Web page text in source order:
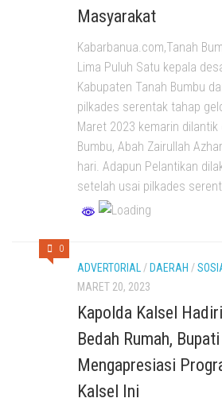
Masyarakat
Kabarbanua.com,Tanah
Lima Puluh Satu kepala
Kabupaten Tanah Bumbu
pilkades serentak tahap
Maret 2023 kemarin dilantik
Bumbu, Abah Zairullah
hari. Adapun Pelantikan
setelah usai pilkades
0
ADVERTORIAL / DAERAH /
MARET 20, 2023
Kapolda Kalsel
Bedah Rumah,
Mengapresiasi
Kalsel Ini